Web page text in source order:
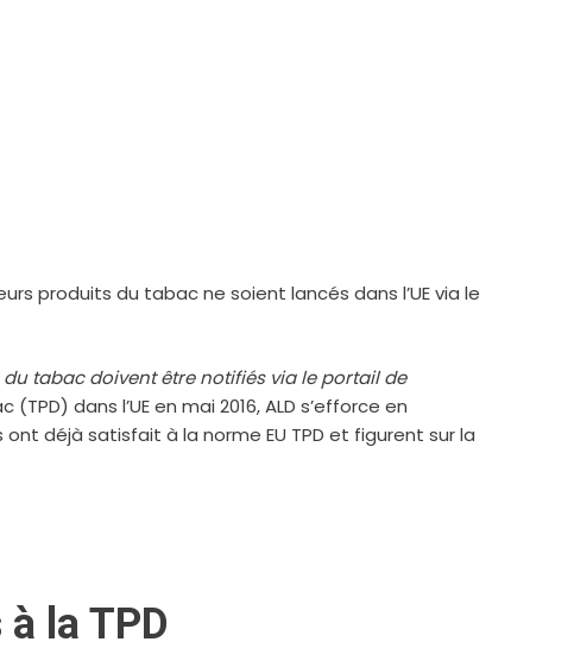
produits du tabac ne soient lancés dans l’UE via le
du tabac doivent être notifiés via le portail de
dans l’UE en mai 2016, ALD s’efforce en
déjà satisfait à la norme EU TPD et figurent sur la
la TPD